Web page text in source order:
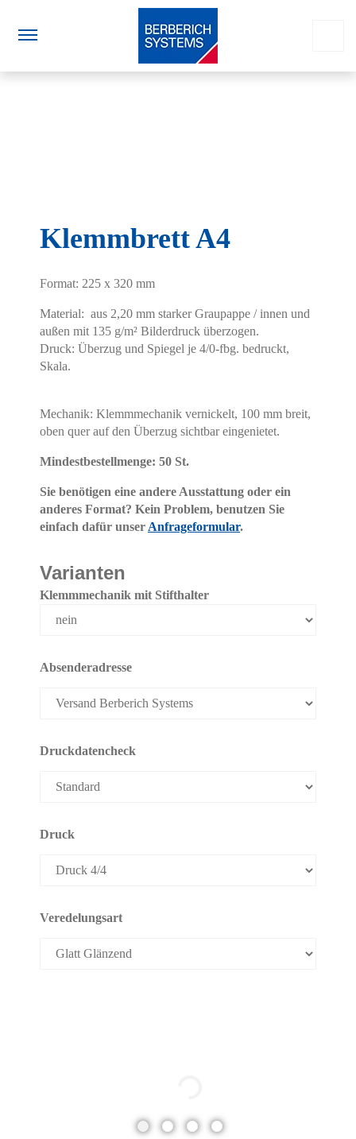
Klemmbrett A4
Format: 225 x 320 mm
Material: aus 2,20 mm starker Graupappe / innen und
außen mit 135 g/m² Bilderdruck überzogen.
Druck: Überzug und Spiegel je 4/0-fbg. bedruckt,
Skala.
Mechanik: Klemmmechanik vernickelt, 100 mm breit,
oben quer auf den Überzug sichtbar eingenietet.
Mindestbestellmenge: 50 St.
Sie benötigen eine andere Ausstattung oder ein
anderes Format? Kein Problem, benutzen Sie
einfach dafür unser Anfrageformular.
Varianten
Klemmmechanik mit Stifthalter
Absenderadresse
Druckdatencheck
Druck
Veredelungsart